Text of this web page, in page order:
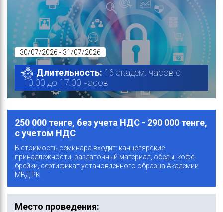
30/07/2026 - 31/07/2026
Длительность: 16 академ. часов с
10.00 до 17.00 часов
250 000 тенге, без учета НДС - 290 000 тенге,
с учетом НДС
В стоимость семинара входит: канцелярские
принадлежности, раздаточный материал, обеды, кофе-
брейки, сертификат установленного образца Академии
МВД РК
Место проведения: